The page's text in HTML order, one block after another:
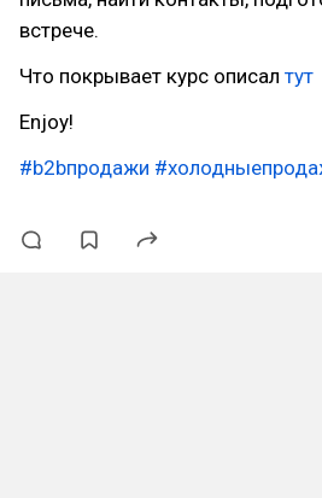
встрече.
Что покрывает курс описал тут
Enjoy!
#b2bпродажи